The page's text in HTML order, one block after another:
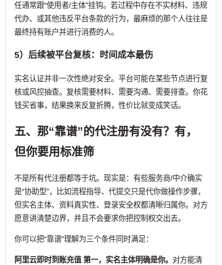
任通常跟“使用者/主体”挂钩。若过程中存在不实材料、违规
代办、或其他违反平台条款的行为，最麻烦的那个人往往是
最终持有账户并进行消费的人。
5）后续被平台复核：时间成本最伤
实名认证并非一次性绝对安全。平台可能在某些节点进行复
核或风控抽查。复核需要材料、需要沟通、需要排查。你花
钱买省事，结果换来反复折腾，性价比就变成笑话。
五、那“靠谱”的代注册有没有？有，
但你要用标准筛
不是所有代注册都等于坑。现实是：有些服务商/中介确实
是“协助型”，比如流程指导、代提交只是代你做操作步骤，
但实名主体、资料真实性、登录安全权都清晰归属你。对方
愿意讲清楚边界，并且不会要求你把控制权交出去。
你可以把“靠谱”理解为三个条件同时满足：
阿里云即时到账充值 第一，实名主体明确是你。 对方能清